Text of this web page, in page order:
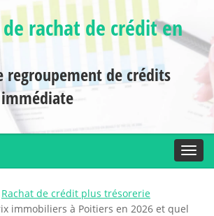
rachat de crédit en
regroupement de crédits
Rachat de crédit plus trésorerie
immobiliers à Poitiers en 2026 et quel